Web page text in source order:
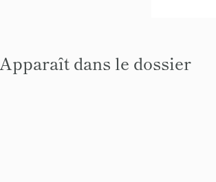
Apparaît dans le dossier